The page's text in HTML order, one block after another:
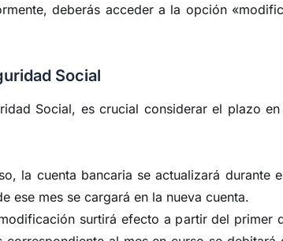
deberás acceder a la opción
Social
Social, es crucial considerar el plazo en
la cuenta bancaria se actualizará durante
ese mes se cargará en la nueva cuenta.
surtirá efecto a partir del primer